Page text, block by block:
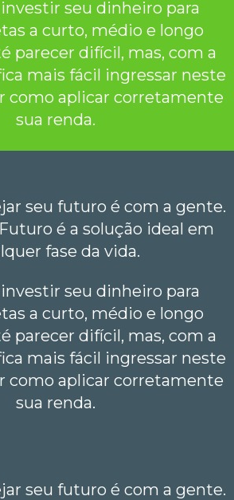
seu dinheiro para
a curto, médio e longo
parecer difícil, mas, com a
mais fácil ingressar neste
como aplicar corretamente
sua renda.
seu futuro é com a gente.
é a solução ideal em
fase da vida.
seu dinheiro para
a curto, médio e longo
parecer difícil, mas, com a
mais fácil ingressar neste
como aplicar corretamente
sua renda.
seu futuro é com a gente.